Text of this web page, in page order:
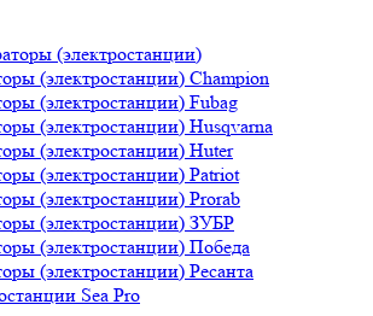
(электростанции)
(электростанции) Champion
(электростанции) Fubag
(электростанции) Husqvarna
(электростанции) Huter
(электростанции) Patriot
(электростанции) Prorab
(электростанции) ЗУБР
(электростанции) Победа
(электростанции) Ресанта
Sea Pro